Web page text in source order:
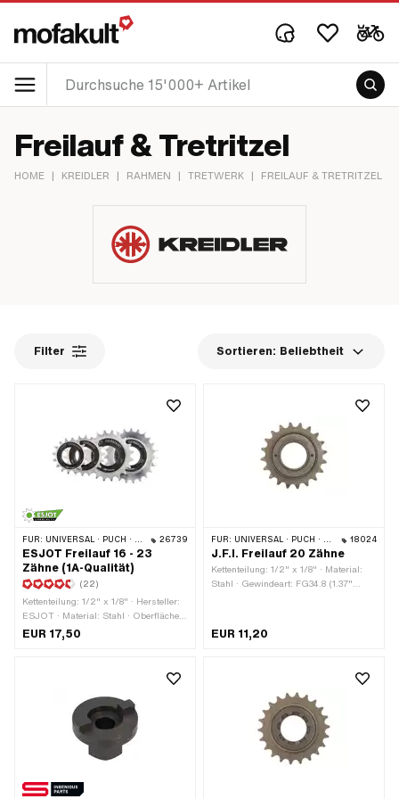
Freilauf & Tretritzel
HOME | KREIDLER | RAHMEN | TRETWERK | FREILAUF & TRETRITZEL
Filter Sortieren: Beliebtheit
FÜR: UNIVERSAL · PUCH · SACHS · PONY / CILO (BETA 521 & 512) · PIAGGIO 26739
ESJOT Freilauf 16 - 23
Zähne (1A-Qualität)
(22)
Kettenteilung: 1/2" x 1/8" · Hersteller:
ESJOT · Material: Stahl · Oberfläche:
gehärtet · Farbe: silber · Gewindeart:
EUR 17,50
FÜR: UNIVERSAL · PUCH · SACHS · PONY / CILO (BETA 521 & 512) 18024
J.F.I. Freilauf 20 Zähne
Kettenteilung: 1/2" x 1/8" · Material:
Stahl · Gewindeart: FG34.8 (1.37"
EUR 11,20